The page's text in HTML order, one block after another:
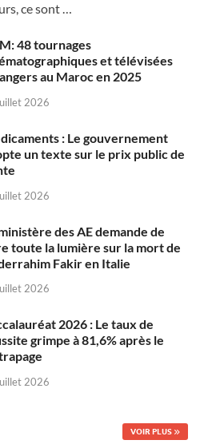
ce sont …
48 tournages
et télévisées
au Maroc en 2025
2026
: Le gouvernement
un texte sur le prix public de
2026
des AE demande de
toute la lumière sur la mort de
Fakir en Italie
2026
2026 : Le taux de
grimpe à 81,6% après le
2026
VOIR PLUS